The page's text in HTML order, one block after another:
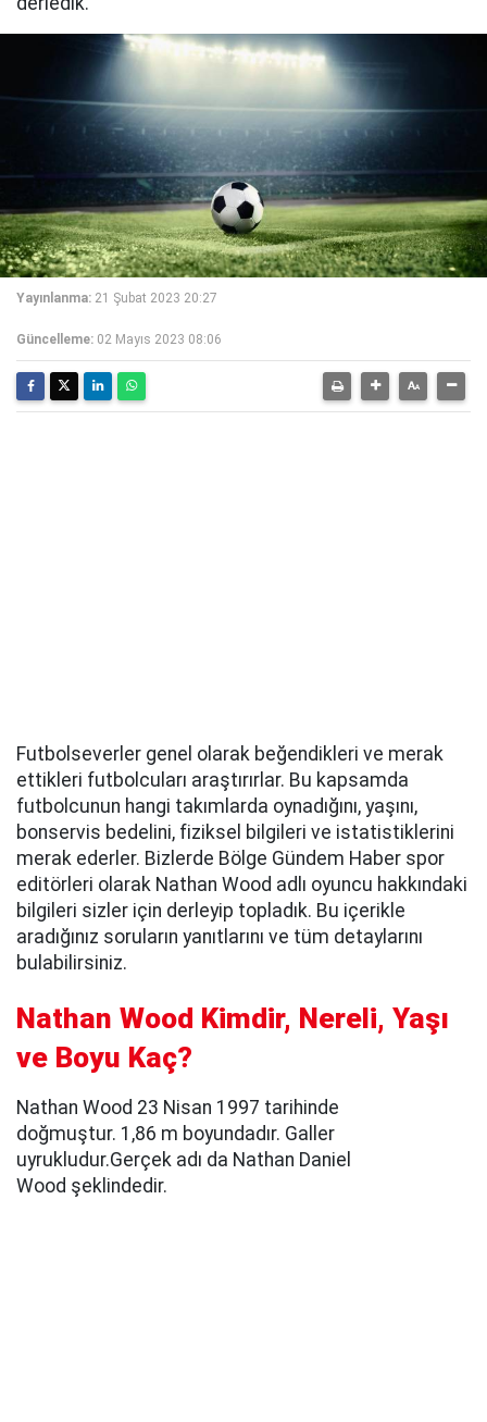
Yayınlanma: 21 Şubat 2023 20:27
Güncelleme: 02 Mayıs 2023 08:06
Futbolseverler genel olarak beğendikleri ve merak
ettikleri futbolcuları araştırırlar. Bu kapsamda
futbolcunun hangi takımlarda oynadığını, yaşını,
bonservis bedelini, fiziksel bilgileri ve istatistiklerini
merak ederler. Bizlerde Bölge Gündem Haber spor
editörleri olarak Nathan Wood adlı oyuncu hakkındaki
bilgileri sizler için derleyip topladık. Bu içerikle
aradığınız soruların yanıtlarını ve tüm detaylarını
bulabilirsiniz.
Nathan Wood Kimdir, Nereli, Yaşı
ve Boyu Kaç?
Nathan Wood 23 Nisan 1997 tarihinde
doğmuştur. 1,86 m boyundadır. Galler
uyrukludur.Gerçek adı da Nathan Daniel
Wood şeklindedir.